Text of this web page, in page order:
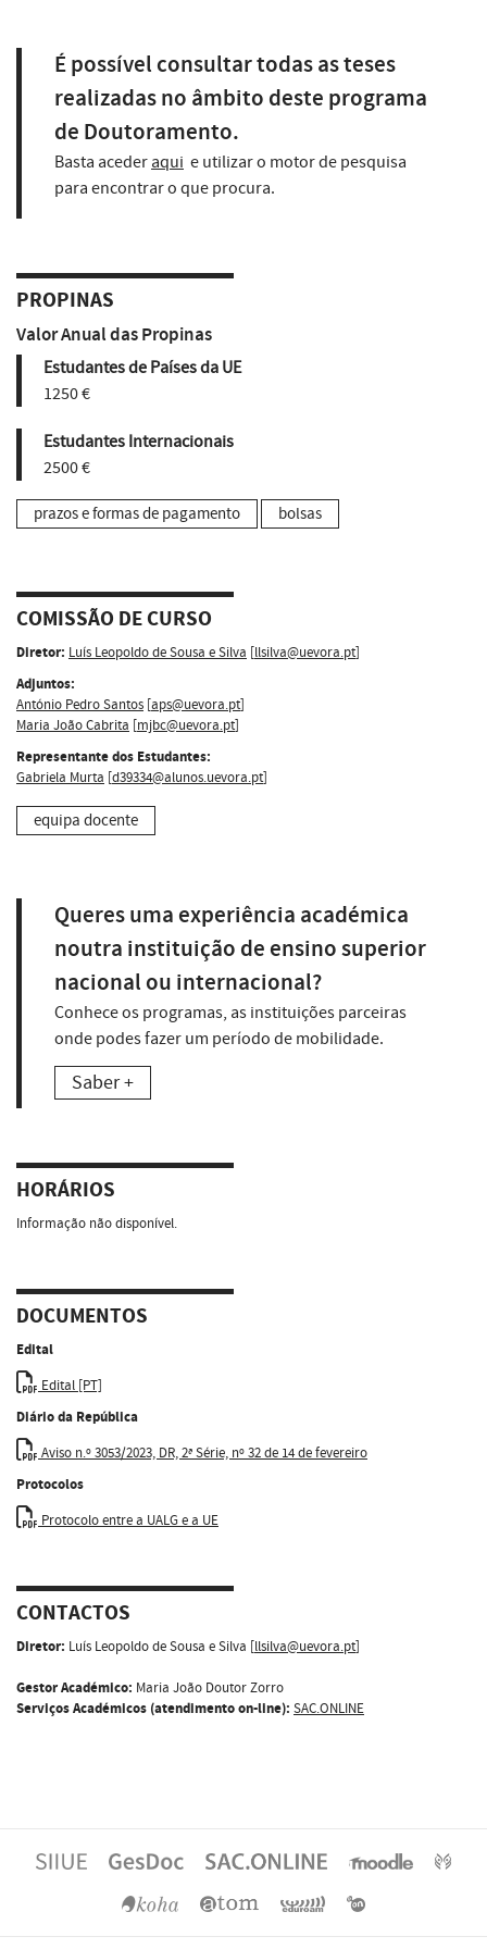
É possível consultar todas as teses
realizadas no âmbito deste programa
de Doutoramento.
Basta aceder aqui e utilizar o motor de pesquisa
para encontrar o que procura.
PROPINAS
Valor Anual das Propinas
Estudantes de Países da UE
1250 €
Estudantes Internacionais
2500 €
prazos e formas de pagamento bolsas
COMISSÃO DE CURSO
Diretor: Luís Leopoldo de Sousa e Silva [llsilva@uevora.pt]
Adjuntos:
António Pedro Santos [aps@uevora.pt]
Maria João Cabrita [mjbc@uevora.pt]
Representante dos Estudantes:
Gabriela Murta [d39334@alunos.uevora.pt]
equipa docente
Queres uma experiência académica
noutra instituição de ensino superior
nacional ou internacional?
Conhece os programas, as instituições parceiras
onde podes fazer um período de mobilidade.
Saber +
HORÁRIOS
Informação não disponível.
DOCUMENTOS
Edital
Edital [PT]
Diário da República
Aviso n.º 3053/2023, DR, 2ª Série, nº 32 de 14 de fevereiro
Protocolos
Protocolo entre a UALG e a UE
CONTACTOS
Diretor: Luís Leopoldo de Sousa e Silva [llsilva@uevora.pt]
Gestor Académico: Maria João Doutor Zorro
Serviços Académicos (atendimento on-line): SAC.ONLINE